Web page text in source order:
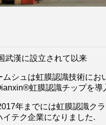
武漢に設立されて以来
ムシュは虹膜認識技術に
虹膜認識チップを導
年までには虹膜認識ク
イテク企業になりました.